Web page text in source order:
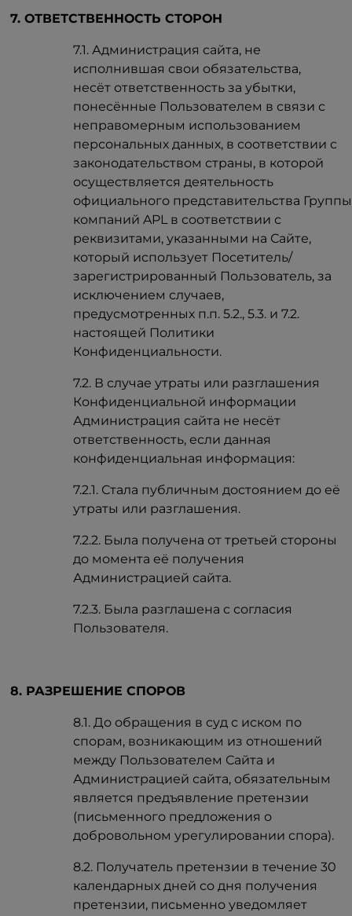
7. ОТВЕТСТВЕННОСТЬ СТОРОН
7.1. Администрация сайта, не
исполнившая свои обязательства,
несёт ответственность за убытки,
понесённые Пользователем в связи с
неправомерным использованием
персональных данных, в соответствии с
законодательством страны, в которой
осуществляется деятельность
официального представительства Группы
компаний APL в соответствии с
реквизитами, указанными на Сайте,
который использует Посетитель/
зарегистрированный Пользователь, за
исключением случаев,
предусмотренных п.п. 5.2., 5.3. и 7.2.
настоящей Политики
Конфиденциальности.
7.2. В случае утраты или разглашения
Конфиденциальной информации
Администрация сайта не несёт
ответственность, если данная
конфиденциальная информация:
7.2.1. Стала публичным достоянием до её
утраты или разглашения.
7.2.2. Была получена от третьей стороны
до момента её получения
Администрацией сайта.
7.2.3. Была разглашена с согласия
Пользователя.
8. РАЗРЕШЕНИЕ СПОРОВ
8.1. До обращения в суд с иском по
спорам, возникающим из отношений
между Пользователем Сайта и
Администрацией сайта, обязательным
является предъявление претензии
(письменного предложения о
добровольном урегулировании спора).
8.2. Получатель претензии в течение 30
календарных дней со дня получения
претензии, письменно уведомляет